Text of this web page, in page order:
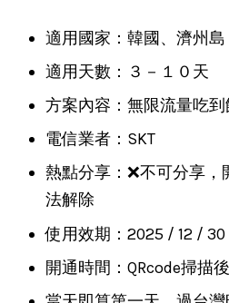
適用國家：韓國、濟州島
適用天數：３－１０天
方案內容：無限流量吃到
電信業者：SKT
熱點分享：❌不可分享
法解除
使用效期：2025 / 12 / 30
開通時間：QRcode掃描